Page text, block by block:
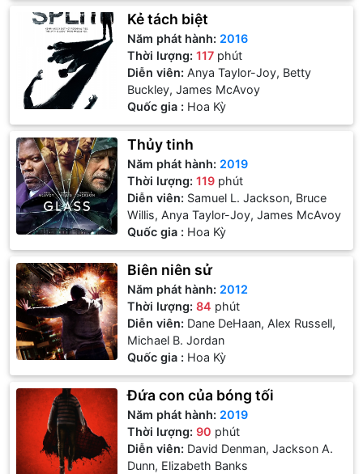
Kẻ tách biệt
Năm phát hành: 2016
Thời lượng:117 phút
Diễn viên:Anya Taylor-Joy, Betty
Buckley, James McAvoy
Quốc gia : Hoa Kỳ
Thủy tinh
Năm phát hành: 2019
Thời lượng:119 phút
Diễn viên: Samuel L. Jackson, Bruce
Willis, Anya Taylor-Joy, James McAvoy
Quốc gia : Hoa Kỳ
Biên niên sử
Năm phát hành: 2012
Thời lượng:84 phút
Diễn viên: Dane DeHaan, Alex Russell,
Michael B. Jordan
Quốc gia : Hoa Kỳ
Đứa con của bóng tối
Năm phát hành: 2019
Thời lượng:90 phút
Diễn viên: David Denman, Jackson A.
Dunn, Elizabeth Banks